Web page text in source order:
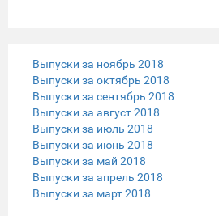
Выпуски за ноябрь 2018
Выпуски за октябрь 2018
Выпуски за сентябрь 2018
Выпуски за август 2018
Выпуски за июль 2018
Выпуски за июнь 2018
Выпуски за май 2018
Выпуски за апрель 2018
Выпуски за март 2018